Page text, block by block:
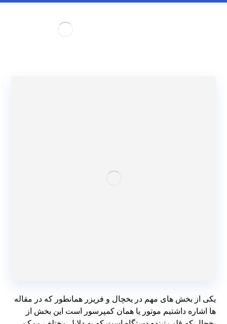
یکی از بخش های مهم در یخچال و فریزر همانطور که در مقاله
ها اشاره داشتیم موتور یا همان کمپرسور است این بخش از